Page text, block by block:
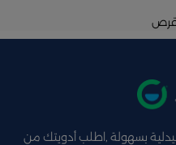
بسهولة ,اطلب أدويتك من